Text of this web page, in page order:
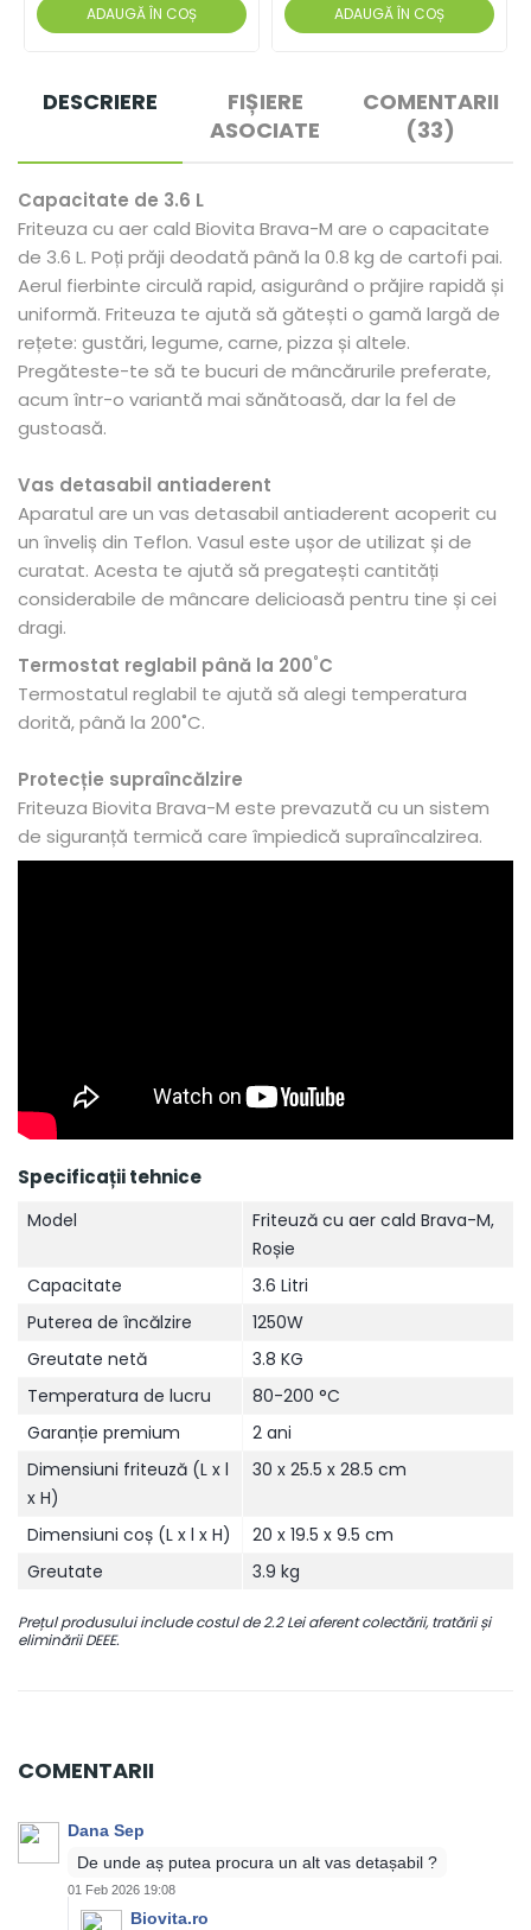
ADAUGĂ ÎN COȘ ADAUGĂ ÎN COȘ
DESCRIERE
FIȘIERE
ASOCIATE
COMENTARII
(33)
Capacitate de 3.6 L
Friteuza cu aer cald Biovita Brava-M are o capacitate
de 3.6 L. Poți prăji deodată până la 0.8 kg de cartofi pai.
Aerul fierbinte circulă rapid, asigurând o prăjire rapidă și
uniformă. Friteuza te ajută să gătești o gamă largă de
rețete: gustări, legume, carne, pizza și altele.
Pregăteste-te să te bucuri de mâncărurile preferate,
acum într-o variantă mai sănătoasă, dar la fel de
gustoasă.
Vas detasabil antiaderent
Aparatul are un vas detasabil antiaderent acoperit cu
un înveliș din Teflon. Vasul este ușor de utilizat și de
curatat. Acesta te ajută să pregatești cantități
considerabile de mâncare delicioasă pentru tine și cei
dragi.
Termostat reglabil până la 200˚C
Termostatul reglabil te ajută să alegi temperatura
dorită, până la 200˚C.
Protecție supraîncălzire
Friteuza Biovita Brava-M este prevazută cu un sistem
de siguranță termică care împiedică supraîncalzirea.
Specificații tehnice
Model
Friteuză cu aer cald Brava-M,
Roșie
Capacitate
3.6 Litri
Puterea de încălzire
1250W
Greutate netă
3.8 KG
Temperatura de lucru
80-200 °C
Garanție premium
2 ani
Dimensiuni friteuză (L x l
x H)
30 x 25.5 x 28.5 cm
Dimensiuni coș (L x l x H)
20 x 19.5 x 9.5 cm
Greutate
3.9 kg
Prețul produsului include costul de 2.2 Lei aferent colectării, tratării și
eliminării DEEE.
COMENTARII
Dana Sep
De unde aș putea procura un alt vas detașabil ?
01 Feb 2026 19:08
Biovita.ro